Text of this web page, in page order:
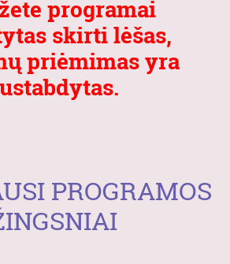
programai
skirti lėšas,
priėmimas yra
PROGRAMOS